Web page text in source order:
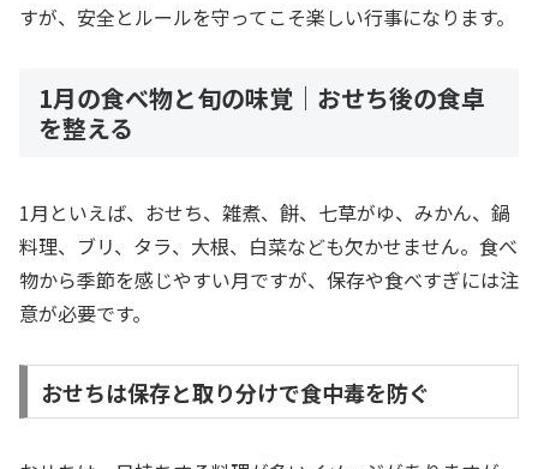
すが、安全とルールを守ってこそ楽しい行事になります。
1月の食べ物と旬の味覚｜おせち後の食卓
を整える
1月といえば、おせち、雑煮、餅、七草がゆ、みかん、鍋
料理、ブリ、タラ、大根、白菜なども欠かせません。食べ
物から季節を感じやすい月ですが、保存や食べすぎには注
意が必要です。
おせちは保存と取り分けで食中毒を防ぐ